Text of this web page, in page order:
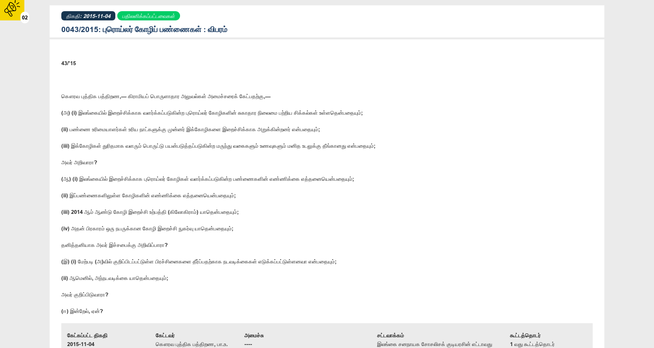
02 திகதி: 2015-11-04 பதிலளிக்கப்பட்டவைகள்
0043/2015: புரொய்லர் கோழிப் பண்ணைகள் : விபரம்
43/'15
கௌரவ புத்திக பத்திறண,— கிராமியப் பொருளாதார அலுவல்கள் அமைச்சரைக் கேட்பதற்கு,—
(அ) (i) இலங்கையில் இறைச்சிக்காக வளர்க்கப்படுகின்ற புரொய்லர் கோழிகளின் சுகாதார நிலைமை பற்றிய சிக்கல்கள் உள்ளதென்பதையும்;
(ii) பண்ணை உரிமையாளர்கள் உரிய நாட்களுக்கு முன்னர் இக்கோழிகளை இறைச்சிக்காக அறுக்கின்றனர் என்பதையும்;
(iii) இக்கோழிகள் துரிதமாக வளரும் பொருட்டு பயன்படுத்தப்படுகின்ற மருந்து வகைகளும் உணவுகளும் மனித உடலுக்கு தீங்கானது என்பதையும்;
அவர் அறிவாரா?
(ஆ) (i) இலங்கையில் இறைச்சிக்காக புரொய்லர் கோழிகள் வளர்க்கப்படுகின்ற பண்ணைகளின் எண்ணிக்கை எத்தனையென்பதையும்;
(ii) இப்பண்ணைகளிலுள்ள கோழிகளின் எண்ணிக்கை எத்தனையென்பதையும்;
(iii) 2014 ஆம் ஆண்டு கோழி இறைச்சி உற்பத்தி (கிலோகிராம்) யாதென்பதையும்;
(iv) அதன் பிரகாரம் ஒரு நபருக்கான கோழி இறைச்சி நுகர்வு யாதென்பதையும்;
தனித்தனியாக அவர் இச்சபைக்கு அறிவிப்பாரா?
(இ) (i) மேற்படி (அ)வில் குறிப்பிடப்பட்டுள்ள பிரச்சினைகளை தீர்ப்பதற்காக நடவடிக்கைகள் எடுக்கப்பட்டுள்ளனவா என்பதையும்;
(ii) ஆமெனில், அந்நடவடிக்கை யாதென்பதையும்;
அவர் குறிப்பிடுவாரா?
(ஈ) இன்றேல், ஏன்?
கேட்கப்பட்ட திகதி
2015-11-04
கேட்டவர்
கௌரவ புத்திக பத்திறண, பா.உ.
அமைச்சு
----
சட்டவாக்கம்
இலங்கை சனநாயக சோசலிசக் குடியரசின் எட்டாவது
கூட்டத்தொடர்
1 வது கூட்டத்தொடர்